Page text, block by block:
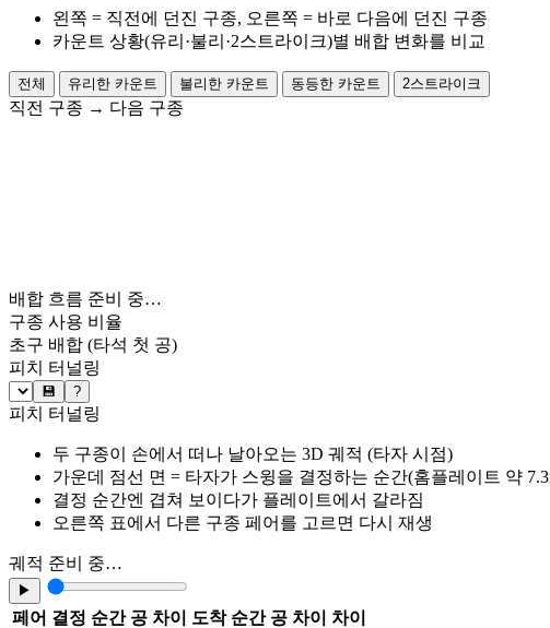
왼쪽 = 직전에 던진 구종, 오른쪽 = 바로 다음에 던진 구종
카운트 상황(유리·불리·2스트라이크)별 배합 변화를 비교
전체 유리한 카운트 불리한 카운트 동등한 카운트 2스트라이크
직전 구종 → 다음 구종
배합 흐름 준비 중…
구종 사용 비율
초구 배합 (타석 첫 공)
피치 터널링
💾 ?
피치 터널링
두 구종이 손에서 떠나 날아오는 3D 궤적 (타자 시점)
가운데 점선 면 = 타자가 스윙을 결정하는 순간(홈플레이트 약
결정 순간엔 겹쳐 보이다가 플레이트에서 갈라짐
오른쪽 표에서 다른 구종 페어를 고르면 다시 재생
궤적 준비 중…
▶
페어 결정 순간 공 차이 도착 순간 공 차이
차이